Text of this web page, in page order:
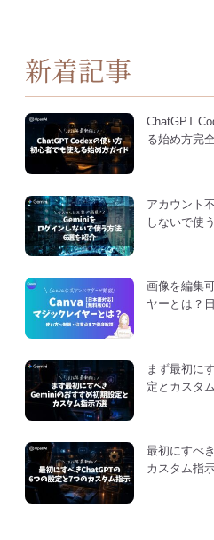
新着記事
ChatGPT
る始め方完
アカウント
しないで使
画像を編集
ヤーとは？
まず最初に
定とカスタ
最初にすべ
カスタム指